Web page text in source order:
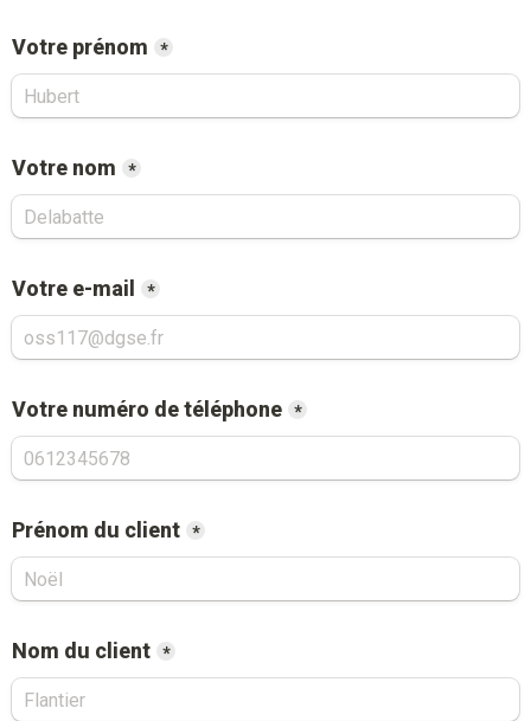
Votre prénom *
Votre nom *
Votre e-mail *
Votre numéro de téléphone *
Prénom du client *
Nom du client *